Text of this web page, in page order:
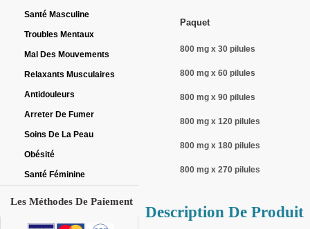
Santé Masculine
Troubles Mentaux
Mal Des Mouvements
Relaxants Musculaires
Antidouleurs
Arreter De Fumer
Soins De La Peau
Obésité
Santé Féminine
Les Méthodes De Paiement
Paquet
800 mg x 30 pilules
800 mg x 60 pilules
800 mg x 90 pilules
800 mg x 120 pilules
800 mg x 180 pilules
800 mg x 270 pilules
Description De Produit